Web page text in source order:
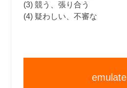
(3) 競う、張り合う
(4) 疑わしい、不審な
emulate